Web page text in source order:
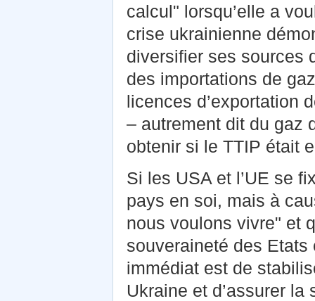
calcul" lorsqu’elle a
crise ukrainienne
diversifier ses sources
des importations de
licences d’exportation
– autrement dit du gaz
obtenir si le TTIP était
Si les USA et l’UE se
pays en soi, mais à
nous voulons vivre" et
souveraineté des Etats
immédiat est de
Ukraine et d’assurer